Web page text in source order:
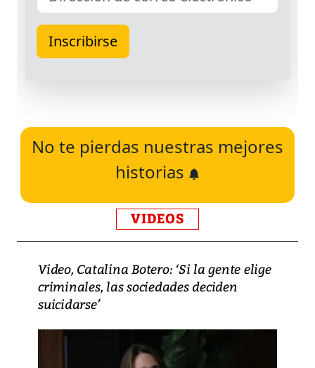
No te pierdas nuestras mejores
historias
VIDEOS
Video, Catalina Botero: ‘Si la gente elige
criminales, las sociedades deciden
suicidarse’